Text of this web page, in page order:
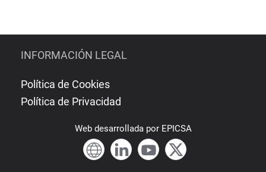
INFORMACIÓN LEGAL
Política de Cookies
Política de Privacidad
Webdesarrollada por EPICSA